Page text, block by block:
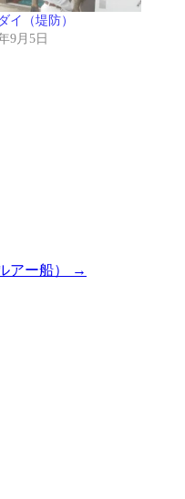
イ（堤防）
9月5日
アー船）
→